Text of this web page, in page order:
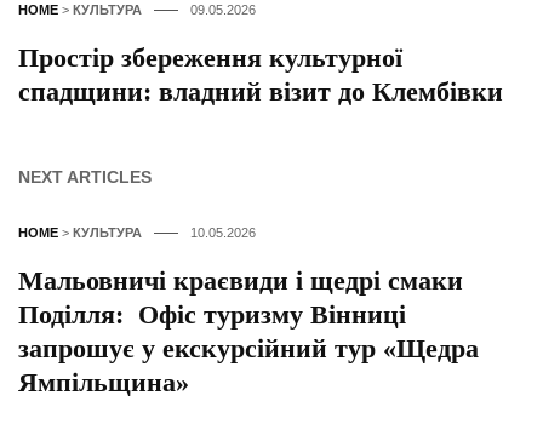
HOME > КУЛЬТУРА 09.05.2026
Простір збереження культурної
спадщини: владний візит до Клембівки
NEXT ARTICLES
HOME > КУЛЬТУРА 10.05.2026
Мальовничі краєвиди і щедрі смаки
Поділля: Офіс туризму Вінниці
запрошує у екскурсійний тур «Щедра
Ямпільщина»